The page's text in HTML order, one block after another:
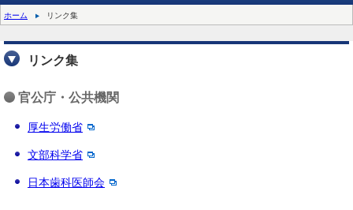
ホーム リンク集
リンク集
官公庁・公共機関
厚生労働省
文部科学省
日本歯科医師会